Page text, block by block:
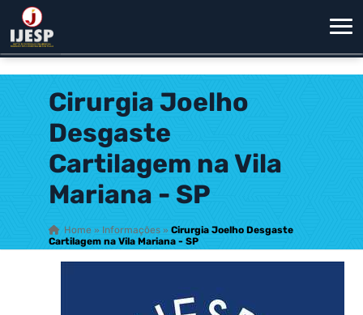
Cirurgia Joelho
Desgaste
Cartilagem na Vila
Mariana - SP
Home » Informações » Cirurgia Joelho Desgaste
Cartilagem na Vila Mariana - SP